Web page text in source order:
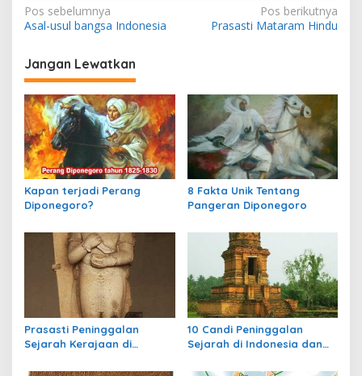
N
a
v
i
g
a
s
i
p
o
s
Pos sebelumnya
Asal-usul bangsa Indonesia
Pos berikutnya
Prasasti Mataram Hindu
Jangan Lewatkan
Kapan terjadi Perang
Diponegoro?
8 Fakta Unik Tentang
Pangeran Diponegoro
Prasasti Peninggalan
Sejarah Kerajaan di
10 Candi Peninggalan
Sejarah di Indonesia dan